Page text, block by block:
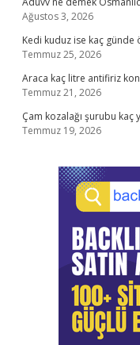
Ağustos 3, 2026
Kedi kuduz ise kaç günde
Temmuz 25, 2026
Araca kaç litre antifiriz
Temmuz 21, 2026
Çam kozalağı şurubu kaç
Temmuz 19, 2026